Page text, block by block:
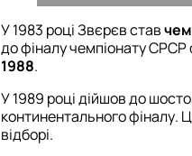
У 1983 році Звєрєв став
до фіналу чемпіонату
1988.
У 1989 році дійшов до
континентального фіналу.
відборі.